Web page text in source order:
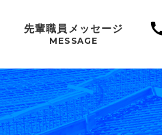
先輩職員メッセージ
MESSAGE